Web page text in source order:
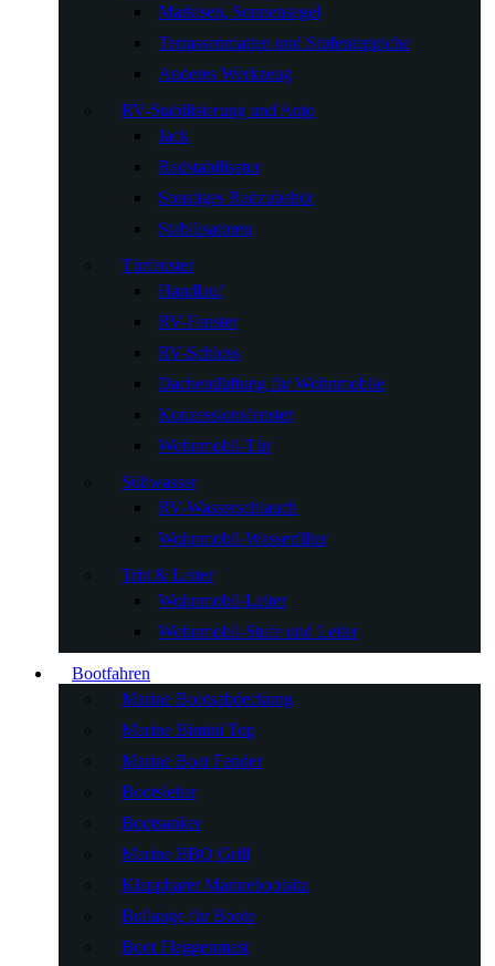
Markisen, Sonnensegel
Terrassenmatten und Stufenteppiche
Anderes Werkzeug
RV-Stabilisierung und Auto
Jack
Radstabilisator
Sonstiges Radzubehör
Stabilisatoren
Türfenster
Handlauf
RV-Fenster
RV-Schloss
Dachentlüftung für Wohnmobile
Konzessionsfenster
Wohnmobil-Tür
Süßwasser
RV-Wasserschlauch
Wohnmobil-Wasserfilter
Tritt & Leiter
Wohnmobil-Leiter
Wohnmobil-Stufe und Leiter
Bootfahren
Marine Bootsabdeckung
Marine Bimini Top
Marine Boat Fender
Bootsleiter
Bootsanker
Marine BBQ Grill
Klappbarer Marinebootsitz
Bullauge für Boote
Boot Flaggenmast